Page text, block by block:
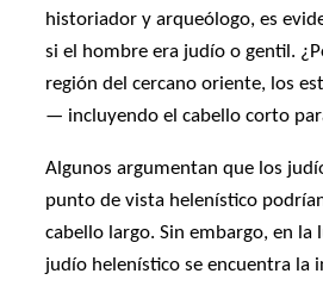
historiador y arqueólogo, es
si el hombre era judío o gentil.
región del cercano oriente, los
— incluyendo el cabello corto
Algunos argumentan que los
punto de vista helenístico
cabello largo. Sin embargo, en la
judío helenístico se encuentra la